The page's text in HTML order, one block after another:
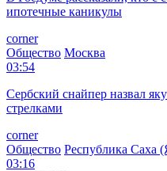
ипотечные каникулы
corner
Общество Москва
03:54
Сербский снайпер назвал
стрелками
corner
Общество Республика Саха
03:16